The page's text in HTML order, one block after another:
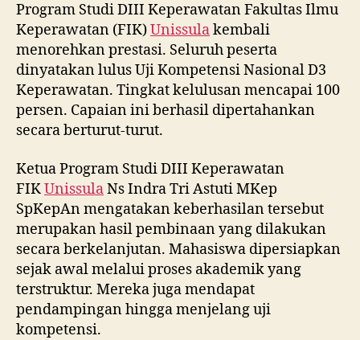
Program Studi DIII Keperawatan Fakultas Ilmu
Keperawatan (FIK)Unissulakembali
menorehkan prestasi. Seluruh peserta
dinyatakan lulus Uji Kompetensi Nasional D3
Keperawatan. Tingkat kelulusan mencapai 100
persen. Capaian ini berhasil dipertahankan
secara berturut-turut.
Ketua Program Studi DIII Keperawatan
FIKUnissulaNs Indra Tri Astuti MKep
SpKepAn mengatakan keberhasilan tersebut
merupakan hasil pembinaan yang dilakukan
secara berkelanjutan. Mahasiswa dipersiapkan
sejak awal melalui proses akademik yang
terstruktur. Mereka juga mendapat
pendampingan hingga menjelang uji
kompetensi.